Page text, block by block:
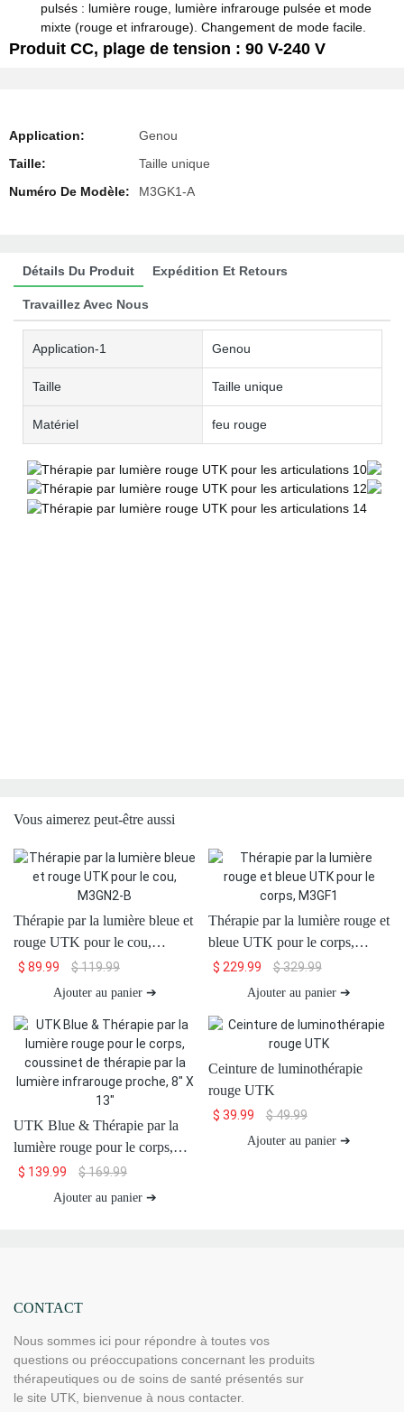
pulsés : lumière rouge, lumière infrarouge pulsée et mode
mixte (rouge et infrarouge). Changement de mode facile.
Produit CC, plage de tension : 90 V-240 V
Application:
Genou
Taille:
Taille unique
Numéro De Modèle:
M3GK1-A
Détails Du Produit Expédition Et Retours
Travaillez Avec Nous
Application-1 Genou
Taille Taille unique
Matériel feu rouge
Vous aimerez peut-être aussi
Thérapie par la lumière bleue et
rouge UTK pour le cou,
M3GN2-B
$ 89.99 $119.99
Ajouter au panier ➔
Thérapie par la lumière rouge et
bleue UTK pour le corps,
M3GF1
$ 229.99 $329.99
Ajouter au panier ➔
UTK Blue & Thérapie par la
lumière rouge pour le corps,
coussinet de thérapie par la
lumière infrarouge proche, 8" X
$ 139.99 $169.99
Ajouter au panier ➔
Ceinture de luminothérapie
rouge UTK
$ 39.99 $49.99
Ajouter au panier ➔
CONTACT
Nous sommes ici pour répondre à toutes vos
questions ou préoccupations concernant les produits
thérapeutiques ou de soins de santé présentés sur
le site UTK, bienvenue à nous contacter.